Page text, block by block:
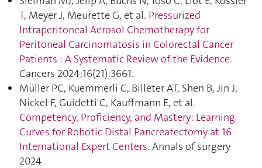
T, Meyer J, Meurette G, et al. Pressurized
Intraperitoneal Aerosol Chemotherapy for
Peritoneal Carcinomatosis in Colorectal Cancer
Patients : A Systematic Review of the Evidence.
Cancers 2024;16(21):3661.
Müller PC, Kuemmerli C, Billeter AT, Shen B, Jin J,
Nickel F, Guidetti C, Kauffmann E, et al.
Competency, Proficiency, and Mastery: Learning
Curves for Robotic Distal Pancreatectomy at 16
International Expert Centers. Annals of surgery
2024